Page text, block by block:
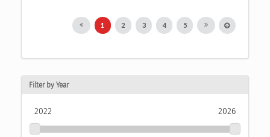
1 2 3 4 5
Filter by Year
2022 2026